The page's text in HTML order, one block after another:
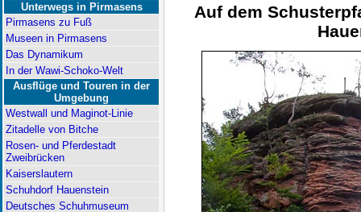
Unterwegs in Pirmasens
Pirmasens zu Fuß
Museen in Pirmasens
Das Dynamikum
In der Wawi-Schoko-Welt
Ausflüge und Touren in der
Umgebung
Westwall und Maginot-Linie
Zitadelle von Bitche
Rosen- und Pferdestadt
Zweibrücken
Kaiserslautern
Schuhdorf Hauenstein
Deutsches Schuhmuseum
Auf dem